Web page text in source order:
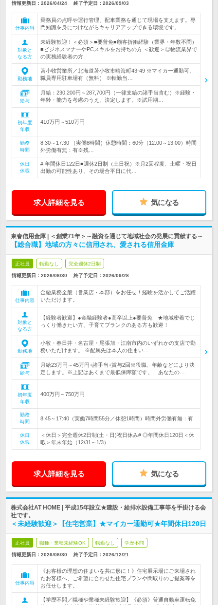
情報更新日：2026/04/24 終了予定日： 2026/09/03
仕事内容
乗務員の点呼や運行管理、配車業務を通じて現場を支えます。専
門知識を身につけながらキャリアアップできる環境です。
対象と
なる方
未経験歓迎！＜必須＞■要普免■顧客折衝経験（業界・年数不問）
■ビジネスマナーやPCスキルをお持ちの方 ＜歓迎＞◎物流業界で
の実務経験者の方
勤務地
苫小牧営業所／北海道苫小牧市晴海町43-49 ※マイカー通勤可。
職員専用駐車場有（無料） ※転勤当…
給与
月給：230,200円～287,700円（一律支給の諸手当含む）※経験・
年齢・能力を考慮のうえ、決定します。※試用期…
初年度
年収
410万円～510万円
勤務
時間
8:30～17:30 （実働8時間）休憩時間：60分（12:00～13:00）時間
外労働有無：有※残…
休日
休暇
# 年間休日122日■週休2日制（土日祝）※月2回程度、土曜・祝日
出勤の可能性あり。その場合平日に代…
求人詳細を見る 気になる
東春信用金庫 | ＜創業71年＞～融資を通じて地域社会の発展に貢献する～
【総合職】地域の方々に信用され、愛される信用金庫
正社員 転勤なし 完全週休2日制
情報更新日：2026/06/30 終了予定日： 2026/09/28
仕事内容
金融業務全般（営業店・本部）をお任せ！経験を活かしてご活躍
いただけます。
対象と
なる方
【経験者歓迎】●金融経験者●高卒以上●要普免 ★地域密着でじ
っくり働きたい方、子育てブランクのある方も歓迎！
勤務地
小牧・春日井・名古屋・尾張旭・江南市内のいずれかの支店で勤
務いただけます。 ※配属先は本人の住まい…
給与
月給23万円～45万円+諸手当+賞与2回※役職、年齢などにより決
定します。※上記はあくまで最低保障額です。 あなたの…
初年度
年収
400万円～750万円
勤務
時間
8:45～17:40（実働7時間55分／休憩1時間）時間外労働有無：有
休日
休暇
＜休日＞完全週休2日制(土・日)祝日休み# ◎年間休日120日＜休
暇＞年末年始（12/31～1/3）…
求人詳細を見る 気になる
株式会社AT HOME | 平成15年設立★建設・給排水設備工事等を手掛ける会
社です。
＜未経験歓迎＞【住宅営業】★マイカー通勤可★年間休日120日
正社員 職種・業種未経験OK 転勤なし 学歴不問
情報更新日：2026/06/30 終了予定日： 2026/12/21
仕事内容
《お客様の理想の住まいを共に形に！》住宅展示場にご来場され
たお客様へ、ご希望に合わせた住宅プランや間取りのご提案等を
お任せします。
【学歴不問／職種や業種未経験歓迎】《必須》普通自動車運転免